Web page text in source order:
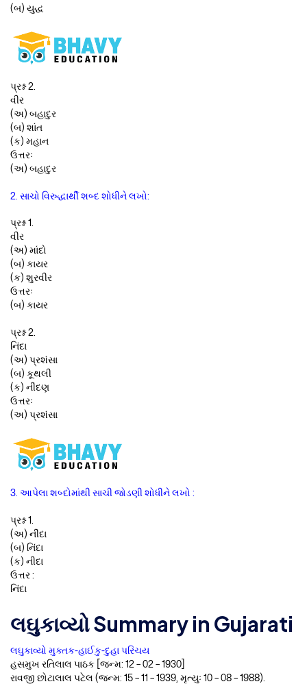
(બ) યુદ્ધ
પ્રશ્ન 2.
વીર
(અ) બહાદુર
(બ) શાંત
(ક) મહાન
ઉત્તરઃ
(અ) બહાદુર
2. સાચો વિરુદ્ધાર્થી શબ્દ શોધીને લખો:
પ્રશ્ન 1.
વીર
(અ) માંદો
(બ) કાયર
(ક) શુરવીર
ઉત્તરઃ
(બ) કાયર
પ્રશ્ન 2.
નિંદા
(અ) પ્રશંસા
(બ) કૂથલી
(ક) નીંદણ
ઉત્તરઃ
(અ) પ્રશંસા
3. આપેલા શબ્દોમાંથી સાચી જોડણી શોધીને લખો :
પ્રશ્ન 1.
(અ) નીંદા
(બ) નિંદા
(ક) નીદા
ઉત્તર :
નિંદા
લઘુકાવ્યો Summary in Gujarati
લઘુકાવ્યો મુક્તક-હાઈકુ-દુહા પરિચય
હસમુખ રતિલાલ પાઠક [જન્મ: 12 – 02 – 1930]
રાવજી છોટાલાલ પટેલ (જન્મ: 15 – 11 – 1939, મૃત્યુઃ 10 – 08 – 1988).